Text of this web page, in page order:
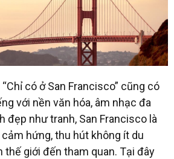
có ở San Francisco” cũng có
với nền văn hóa, âm nhạc đa
đẹp như tranh, San Francisco là
hứng, thu hút không ít du
thế giới đến tham quan. Tại đây